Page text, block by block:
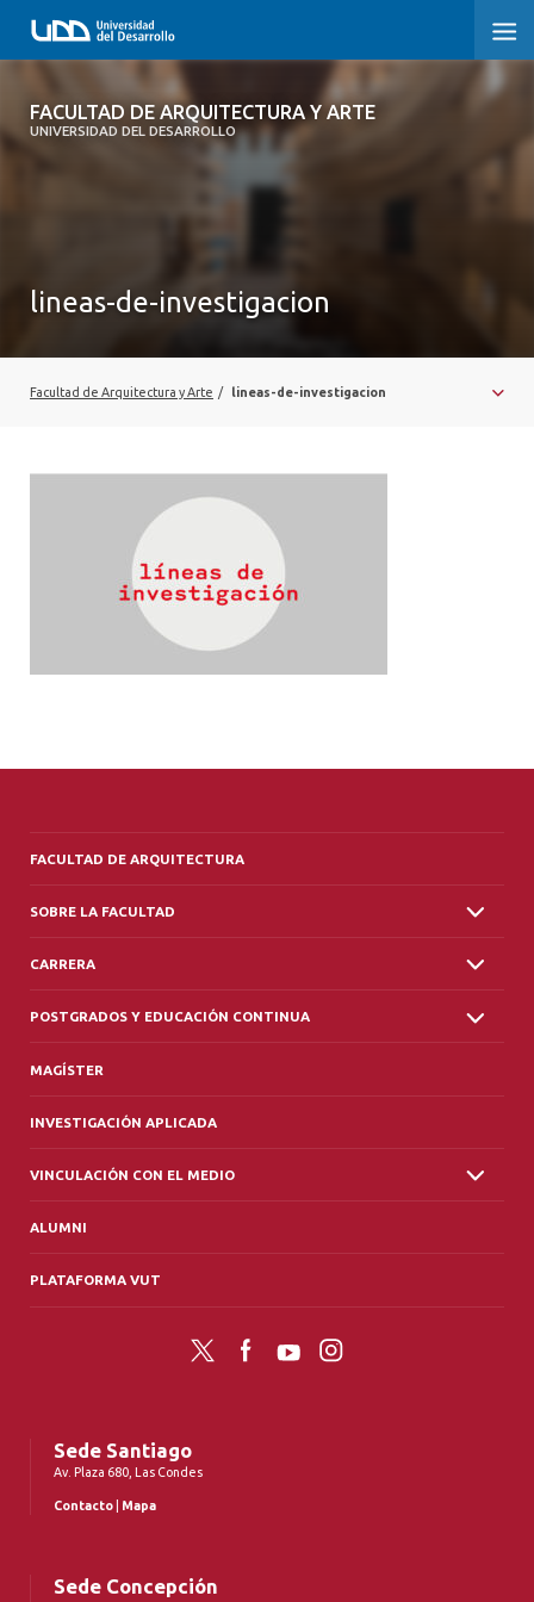
FACULTAD DE ARQUITECTURA Y ARTE
UNIVERSIDAD DEL DESARROLLO
FACULTAD DE ARQUITECTURA Y ARTE
PLATAFORMA VUT
lineas-de-investigacion
Facultad de Arquitectura y Arte / lineas-de-investigacion
FACULTAD DE ARQUITECTURA
SOBRE LA FACULTAD
CARRERA
POSTGRADOS Y EDUCACIÓN CONTINUA
MAGÍSTER
INVESTIGACIÓN APLICADA
VINCULACIÓN CON EL MEDIO
ALUMNI
PLATAFORMA VUT
Twitter FacebookYouTubeInstagram
Sede Santiago
Av. Plaza 680, Las Condes
Contacto Mapa
Sede Concepción